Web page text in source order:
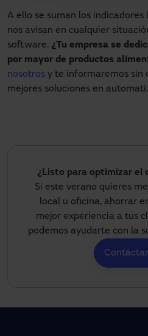
A ello se suman los indicadores
nos avisan en cualquier
software. ¿Tu empresa se
por mayor de productos
nosotros y te informaremos sin
mejores soluciones en
¿Listo para optimizar el
Si este verano quieres
local u oficina, ahorrar
mejor experiencia a tus
podemos ayudarte con la